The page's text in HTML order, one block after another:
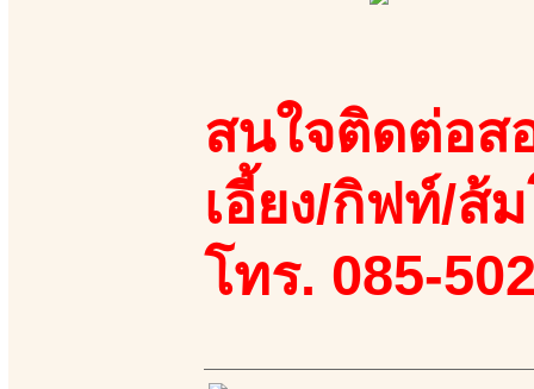
สนใจติดต่อส
เอี้ยง/กิฟท์/ส้
โทร. 085-